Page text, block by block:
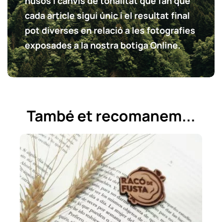
cada article sigui únic i el resultat final
pot diverses en relació a les fotografies
exposades a la nostra botiga Online.
També et recomanem...